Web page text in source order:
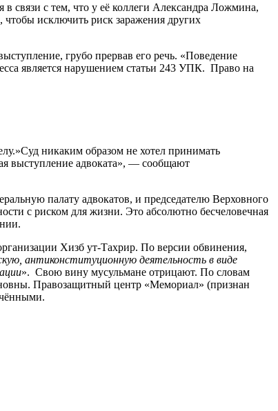
в связи с тем, что у её коллеги Александра Ложмина,
исключить риск заражения других
грубо прервав его речь. «Поведение
является нарушением статьи 243 УПК. Право на
никаким образом не хотел принимать
выступление адвоката», — сообщают
палату адвокатов, и председателю Верховного
с риском для жизни. Это абсолютно бесчеловечная
Хизб ут-Тахрир. По версии обвинения,
антиконституционную деятельность в виде
». Свою вину мусульмане отрицают. По словам
Правозащитный центр «Мемориал» (признан